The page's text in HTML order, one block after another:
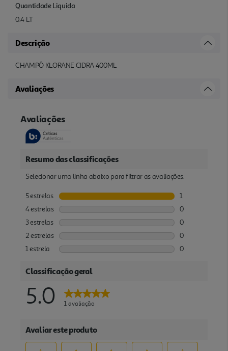
Quantidade Liquida
0.4 LT
Descrição
CHAMPÔ KLORANE CIDRA 400ML
Avaliações